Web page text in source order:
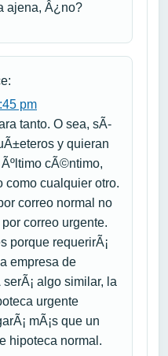
ajena, Â¿no?
pm
tanto. O sea, sÃ­
y quieran
cÃ©ntimo,
como cualquier otro.
correo normal no
correo urgente.
porque requerirÃ¡
empresa de
algo similar, la
urgente
mÃ¡s que un
hipoteca normal.